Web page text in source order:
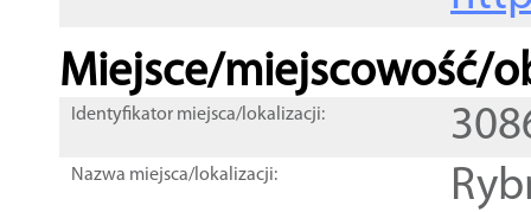
Miejsce/miejscowość/
Identyfikator miejsca/lokalizacji:
Nazwa miejsca/lokalizacji: